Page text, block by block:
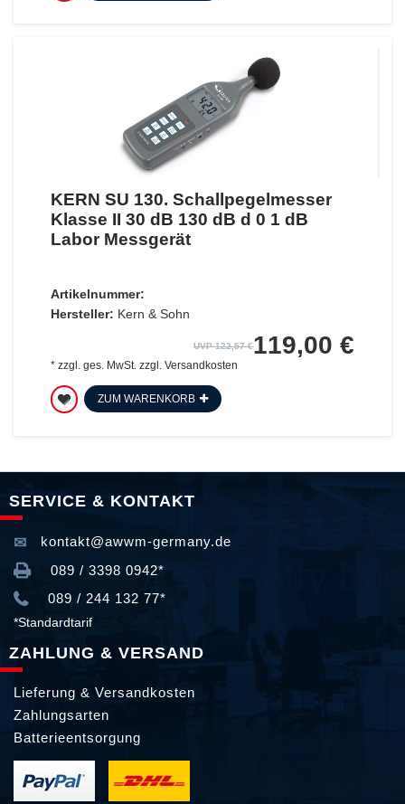
KERN SU 130. Schallpegelmesser
Klasse II 30 dB 130 dB d 0 1 dB
Labor Messgerät
Artikelnummer:
Hersteller: Kern & Sohn
UVP 122,57 €119,00 €
* zzgl. ges. MwSt.zzgl. Versandkosten
ZUM WARENKORB
SERVICE & KONTAKT
kontakt@awwm-germany.de
089 / 3398 0942*
089 / 244 132 77*
*Standardtarif
ZAHLUNG & VERSAND
Lieferung & Versandkosten
Zahlungsarten
Batterieentsorgung